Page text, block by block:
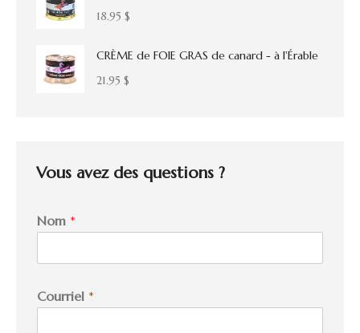
18.95 $
CRÈME de FOIE GRAS de canard - à l'Érable
21.95 $
Vous avez des questions ?
*
N
m
o
u
Nom *
Courriel *